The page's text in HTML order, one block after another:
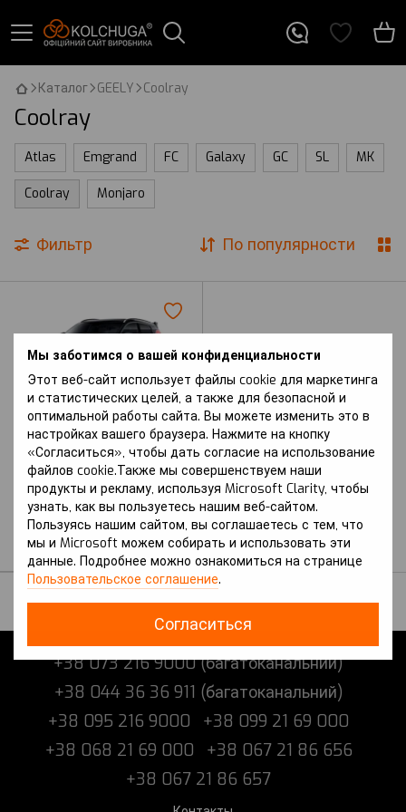
Мы заботимся о вашей конфиденциальности
Этот веб-сайт использует файлы cookie для маркетинга
и статистических целей, а также для безопасной и
оптимальной работы сайта. Вы можете изменить это в
настройках вашего браузера. Нажмите на кнопку
«Согласиться», чтобы дать согласие на использование
файлов cookie.Также мы совершенствуем наши
продукты и рекламу, используя Microsoft Clarity, чтобы
узнать, как вы пользуетесь нашим веб-сайтом.
Пользуясь нашим сайтом, вы соглашаетесь с тем, что
мы и Microsoft можем собирать и использовать эти
данные. Подробнее можно ознакомиться на странице
Пользовательское соглашение.
Согласиться
Каталог GEELY Coolray
Coolray
Atlas Emgrand FC Galaxy GC SL MK
Coolray Monjaro
Фильтр По популярности
Артикул: Coolray (2023 р.-) I
покоління (SX11) Рестайлінг
GEELY
Защита на Geely Coolray
(2023 г.-) I поколение
(SX11) Рестайлинг
В наличии
+38 073 216 9000 (багатоканальний)
+38 044 36 36 911 (багатоканальний)
+38 095 216 9000
+38 099 21 69 000
+38 068 21 69 000
+38 067 21 86 656
+38 067 21 86 657